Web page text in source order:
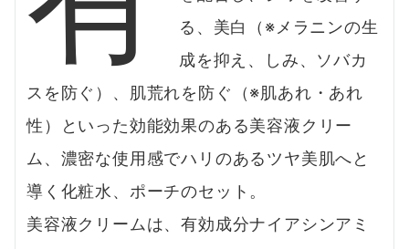
る、美白（※メラニンの生
成を抑え、しみ、ソバカ
スを防ぐ）、肌荒れを防ぐ（※肌あれ・あれ
性）といった効能効果のある美容液クリー
ム、濃密な使用感でハリのあるツヤ美肌へと
導く化粧水、ポーチのセット。
美容液クリームは、有効成分ナイアシンアミ